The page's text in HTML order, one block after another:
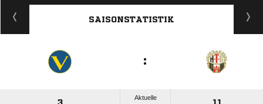
SAISONSTATISTIK
:
3
Aktuelle
11